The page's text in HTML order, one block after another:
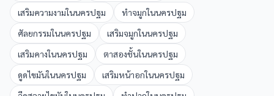
เสริมความงามในนครปฐม ทำจมูกในนครปฐม
ศัลยกรรมในนครปฐม เสริมจมูกในนครปฐม
เสริมคางในนครปฐม ตาสองชั้นในนครปฐม
ดูดไขมันในนครปฐม เสริมหน้าอกในนครปฐม